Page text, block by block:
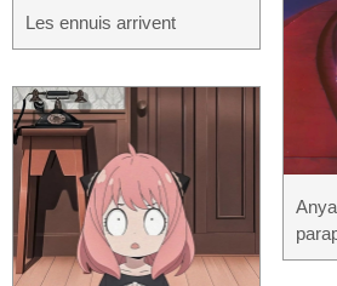
Les ennuis arrivent